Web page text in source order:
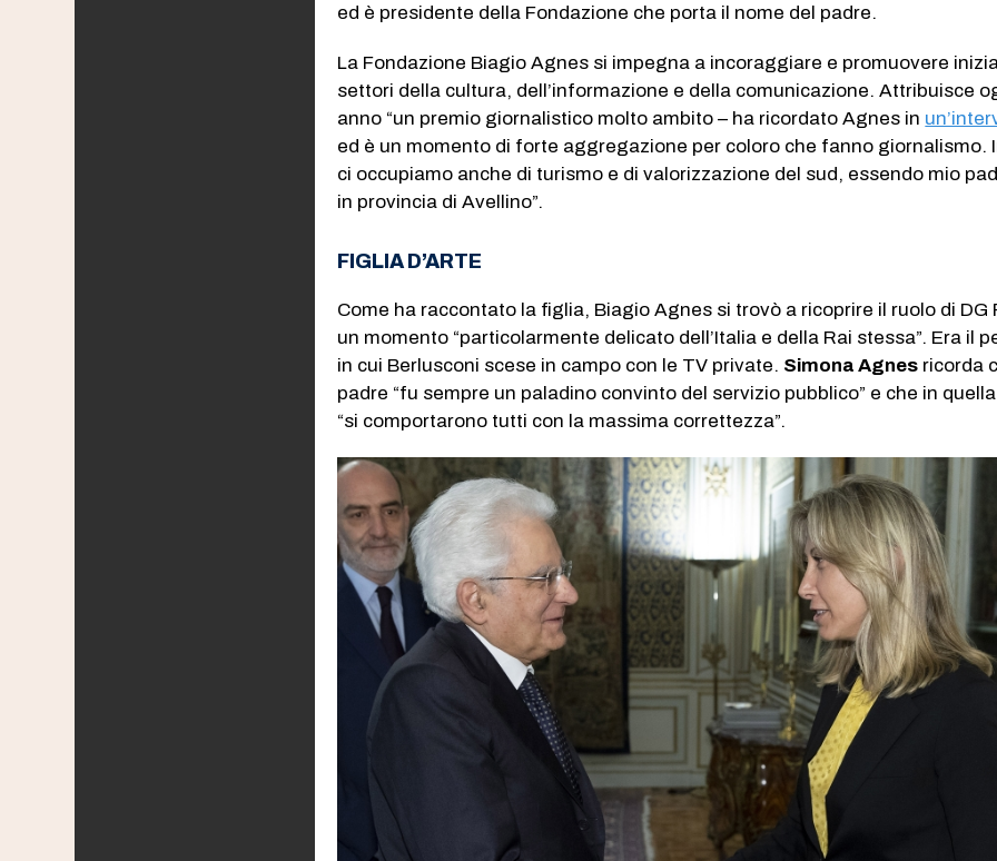
ed è presidente della Fondazione che porta il nome del padre.
La Fondazione Biagio Agnes si impegna a incoraggiare e promuovere
settori della cultura, dell’informazione e della comunicazione. Attribuisce
anno “un premio giornalistico molto ambito – ha ricordato Agnes in
ed è un momento di forte aggregazione per coloro che fanno giornalismo.
ci occupiamo anche di turismo e di valorizzazione del sud, essendo mio
in provincia di Avellino”.
FIGLIA D’ARTE
Come ha raccontato la figlia, Biagio Agnes si trovò a ricoprire il ruolo di DG
un momento “particolarmente delicato dell’Italia e della Rai stessa”. Era il
in cui Berlusconi scese in campo con le TV private. Simona Agnes ricorda
padre “fu sempre un paladino convinto del servizio pubblico” e che in
“si comportarono tutti con la massima correttezza”.